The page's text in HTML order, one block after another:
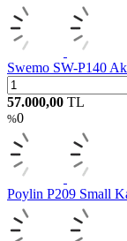
Swemo SW-P140
57.000,00 TL
%0
Poylin P209 Small